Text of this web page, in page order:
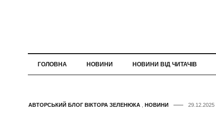
ГОЛОВНА НОВИНИ НОВИНИ ВІД ЧИТАЧІВ
АВТОРСЬКИЙ БЛОГ ВІКТОРА ЗЕЛЕНЮКА НОВИНИ 29.12.2025